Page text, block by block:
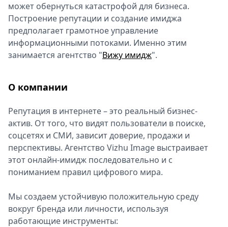
Выставки
Пресс-
релизы
О
Спецпроекты
Выборы
2026
Скачай
Metro
может обернуться катастрофой для бизнеса.
Построение репутации и создание имиджа
предполагает грамотное управление
информационными потоками. Именно этим
занимается агентство "Вижу имидж".
О компании
Репутация в интернете – это реальный бизнес-
актив. От того, что видят пользователи в поиске,
соцсетях и СМИ, зависит доверие, продажи и
перспективы. Агентство Vizhu Image выстраивает
этот онлайн-имидж последовательно и с
пониманием правил цифрового мира.
Мы создаем устойчивую положительную среду
вокруг бренда или личности, используя
работающие инструменты: